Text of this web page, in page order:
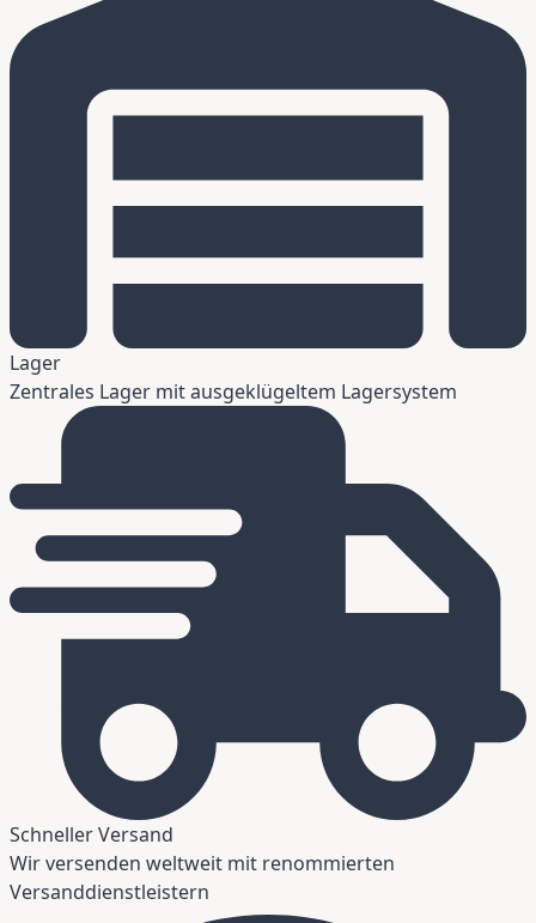
Lager
Zentrales Lager mit ausgeklügeltem Lagersystem
Schneller Versand
Wir versenden weltweit mit renommierten
Versanddienstleistern